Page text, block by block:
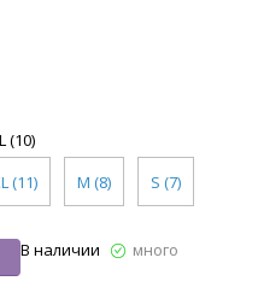
(10)
(11) M (8) S (7)
В наличии много